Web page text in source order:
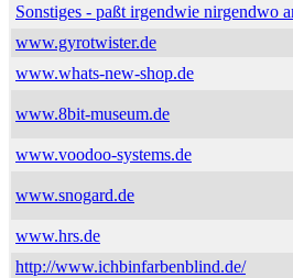
Sonstiges - paßt irgendwie nirgendwo
www.gyrotwister.de
www.whats-new-shop.de
www.8bit-museum.de
www.voodoo-systems.de
www.snogard.de
www.hrs.de
http://www.ichbinfarbenblind.de/